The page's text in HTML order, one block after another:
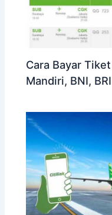
Cara Bayar
Mandiri, BNI,